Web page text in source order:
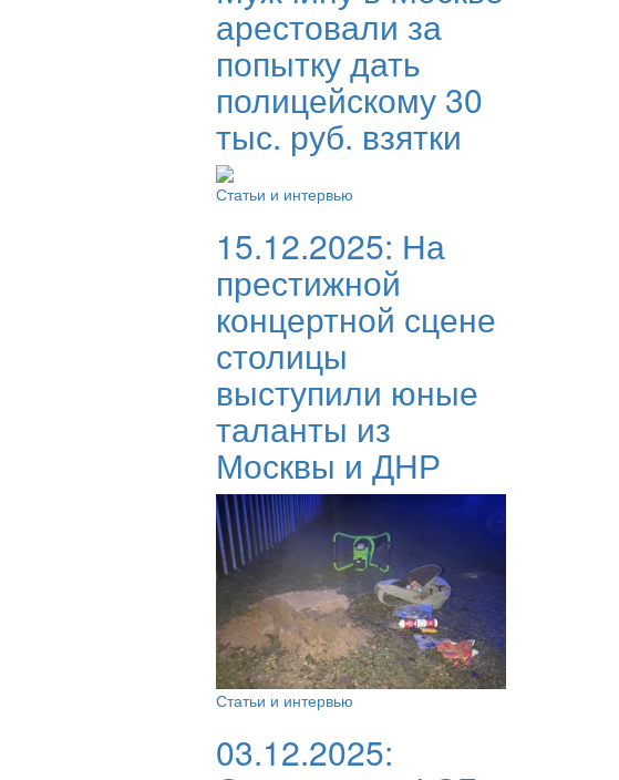
арестовали за
попытку дать
полицейскому 30
тыс. руб. взятки
Статьи и интервью
15.12.2025: На
престижной
концертной сцене
столицы
выступили юные
таланты из
Москвы и ДНР
Статьи и интервью
03.12.2025: